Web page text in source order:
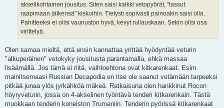
akselikohtainen jousitus. Siten saisi kaikki vetopyörät, "tassut
raapimaan jälkensä" kiskoihin. Tietysti sopivasti painoakin saisi olla.
Pahitteeksi ei olisi vaunuston hyvä, kevyt rullauskaan. Sekin olisi osa
virittelyä.
Olen samaa mieltä, että ensin kannattaa yrittää hyödyntää veturin
"alkuperäinen" vetokyky jousitusta parantamalla, ehkä massaa
lisäämällä. Jos tämä ei riitä, vaihtoehtona ovat kitkarenkaat. Esim.
mainitsemaasi Russian Decapodia en itse ole saanut vetämään tarpeeksi
pitkää junaa ylös jyrkähköä mäkeä. Ratkaisuna olen hankkinut Rocon
höyryveturin, jossa on 4-akselinen työntävä tenderi kitkarenkain. Tästä
muokkaan tenderin koneiston Trumaniin. Tenderin pyörissä kitkarenkaat